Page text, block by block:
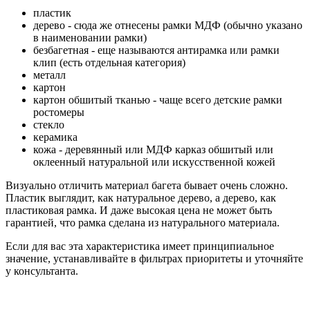
пластик
дерево - сюда же отнесены рамки МДФ (обычно указано
в наименовании рамки)
безбагетная - еще называются антирамка или рамки
клип (есть отдельная категория)
металл
картон
картон обшитый тканью - чаще всего детские рамки
ростомеры
стекло
керамика
кожа - деревянный или МДФ карказ обшитый или
оклеенный натуральной или искусственной кожей
Визуально отличить материал багета бывает очень сложно.
Пластик выглядит, как натуральное дерево, а дерево, как
пластиковая рамка. И даже высокая цена не может быть
гарантией, что рамка сделана из натурального материала.
Если для вас эта характеристика имеет принципиальное
значение, устанавливайте в фильтрах приоритеты и уточняйте
у консультанта.